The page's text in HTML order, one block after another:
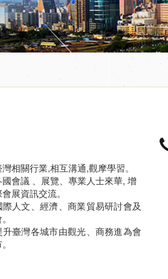
相關行業,相互溝通,觀摩學習。
會議 、展覽、專業人士來華, 增
展資訊交流。
際人文、經濟、商業貿易研討會及
升臺灣各城市由觀光、商務進為會